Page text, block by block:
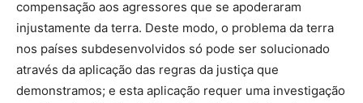
compensação aos agressores que se apoderaram
injustamente da terra. Deste modo, o problema da terra
nos países subdesenvolvidos só pode ser solucionado
através da aplicação das regras da justiça que
demonstramos; e esta aplicação requer uma investigação